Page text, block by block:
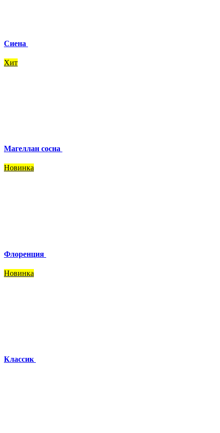
Сиена
Хит
Магеллан сосна
Новинка
Флоренция
Новинка
Классик